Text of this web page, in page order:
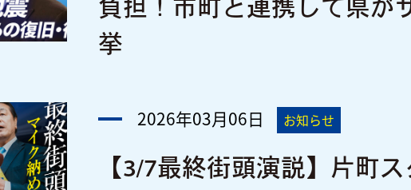
負担！市町と連携して県が
挙
2026年03月06日 お知らせ
【3/7最終街頭演説】片町